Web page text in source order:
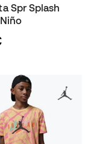
Spr Splash